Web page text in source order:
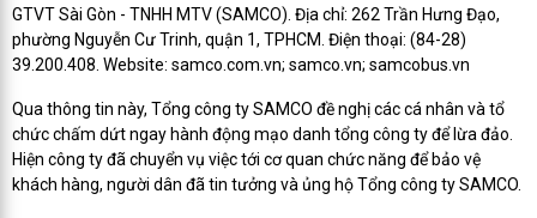
GTVT Sài Gòn - TNHH MTV (SAMCO). Địa chỉ: 262 Trần Hưng Đạo,
phường Nguyễn Cư Trinh, quận 1, TPHCM. Điện thoại: (84-28)
39.200.408. Website: samco.com.vn; samco.vn; samcobus.vn
Qua thông tin này, Tổng công ty SAMCO đề nghị các cá nhân và tổ
chức chấm dứt ngay hành động mạo danh tổng công ty để lừa đảo.
Hiện công ty đã chuyển vụ việc tới cơ quan chức năng để bảo vệ
khách hàng, người dân đã tin tưởng và ủng hộ Tổng công ty SAMCO.